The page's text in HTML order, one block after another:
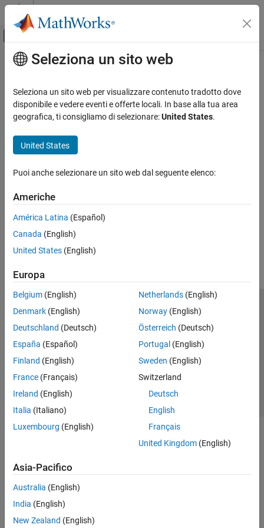
Vai al contenuto
Attiva/disattiva menu di navigazione
Pagina iniziale della documentazione
Contenuto principale
How useful was this information?
Seleziona un sito web
Seleziona un sito web per visualizzare contenuto tradotto dove
disponibile e vedere eventi e offerte locali. In base alla tua area
geografica, ti consigliamo di selezionare:United States.
United States
Puoi anche selezionare un sito web dal seguente elenco:
Americhe
América Latina (Español)
Canada (English)
United States (English)
Europa
Belgium (English)
Denmark (English)
Deutschland (Deutsch)
España (Español)
Finland (English)
France (Français)
Ireland (English)
Italia (Italiano)
Luxembourg (English)
Netherlands(English)
Norway(English)
Österreich (Deutsch)
Portugal (English)
Sweden (English)
Switzerland
Deutsch
English
Français
United Kingdom(English)
Asia-Pacifico
Australia (English)
India (English)
New Zealand (English)
Centro di fiducia
Informativa sulla privacy
Antipirateria
Stato dell'applicazione
Contatti
© 1994-2026 The MathWorks, Inc.